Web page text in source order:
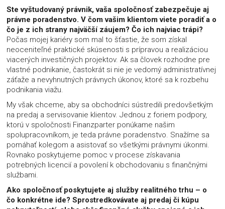
Ste vyštudovaný právnik, vaša spoločnosť zabezpečuje aj
právne poradenstvo. V čom vašim klientom viete poradiť a o
čo je z ich strany najväčší záujem? Čo ich najviac trápi?
Počas mojej kariéry som mal to šťastie, že som získal
neoceniteľné praktické skúsenosti s prípravou a realizáciou
viacerých investičných projektov. Ak sa človek rozhodne pre
vlastné podnikanie, častokrát si nie je vedomý administratívnej
záťaže a nevyhnutných právnych úkonov, ktoré sa k rozbehu
podnikania viažu.
My však chceme, aby sa obchodníci sústredili predovšetkým
na predaj a servisovanie klientov. Jednou z foriem podpory,
ktorú v spoločnosti Finanzparter ponúkame našim
spolupracovníkom, je teda právne poradenstvo. Snažíme sa
pomáhať kolegom a asistovať so všetkými právnymi úkonmi.
Rovnako poskytujeme pomoc v procese získavania
potrebných licencií a povolení k obchodovaniu s finančnými
službami.
Ako spoločnosť poskytujete aj služby realitného trhu – o
čo konkrétne ide? Sprostredkovávate aj predaj či kúpu